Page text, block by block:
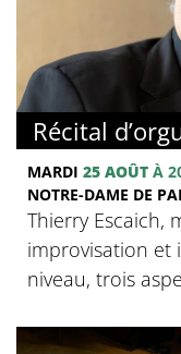
Récital
MARDI 25 AOÛT À
NOTRE-DAME DE
Thierry Escaich,
improvisation
niveau, trois